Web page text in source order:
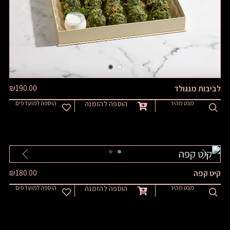
לביבות מנגולד ₪190.00
הוספה למועדפים הוספה להזמנה מבט מהיר
NEXT
קיט קפה ₪180.00
הוספה למועדפים הוספה להזמנה מבט מהיר